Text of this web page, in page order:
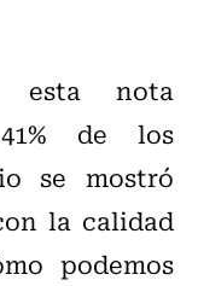
esta nota
de los
se mostró
la calidad
podemos